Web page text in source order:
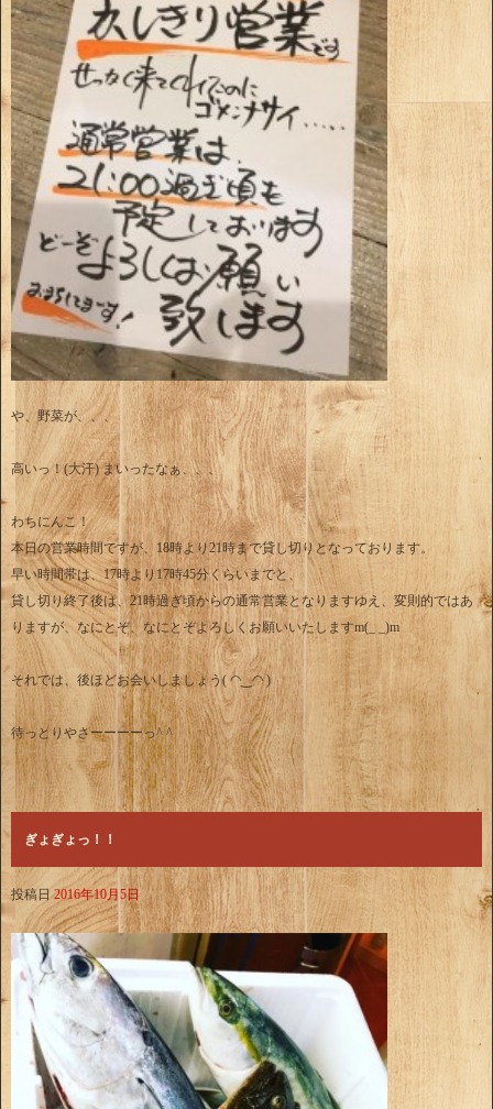
や、野菜が、、、
高いっ！(大汗) まいったなぁ、、、
わちにんこ！
本日の営業時間ですが、18時より21時まで貸し切りとなっております。
早い時間帯は、17時より17時45分くらいまでと、
貸し切り終了後は、21時過ぎ頃からの通常営業となりますゆえ、変則的ではあ
りますが、なにとぞ、なにとぞよろしくお願いいたしますm(_ _)m
それでは、後ほどお会いしましょう( ◠‿◠ )
待っとりやさーーーーっ^ ^
ぎょぎょっ！！
投稿日 2016年10月5日